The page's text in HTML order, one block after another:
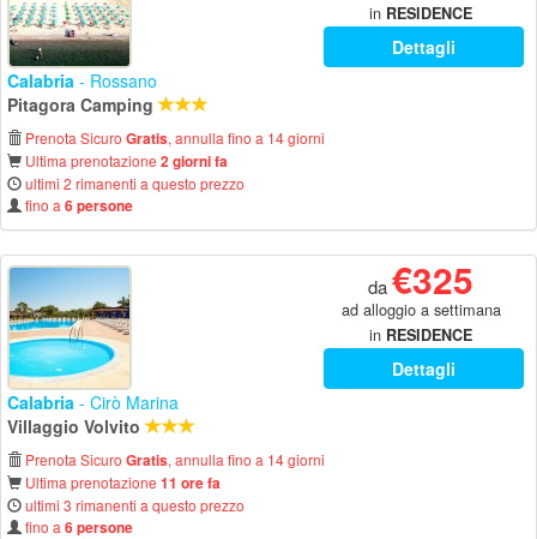
in RESIDENCE
Dettagli
Calabria - Rossano
Pitagora Camping
Prenota Sicuro Gratis, annulla fino a 14 giorni
Ultima prenotazione 2 giorni fa
ultimi 2 rimanenti a questo prezzo
fino a 6 persone
da€325
ad alloggio a settimana
in RESIDENCE
Dettagli
Calabria - Cirò Marina
Villaggio Volvito
Prenota Sicuro Gratis, annulla fino a 14 giorni
Ultima prenotazione 11 ore fa
ultimi 3 rimanenti a questo prezzo
fino a 6 persone